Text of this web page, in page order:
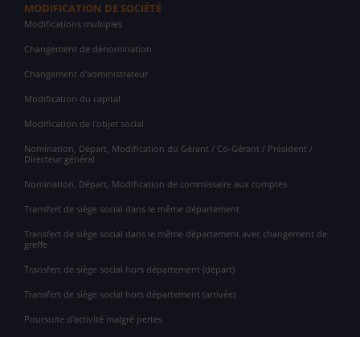
MODIFICATION DE SOCIÉTÉ
Modifications multiples
Changement de dénomination
Changement d'administrateur
Modification du capital
Modification de l'objet social
Nomination, Départ, Modification du Gérant / Co-Gérant / Président /
Directeur général
Nomination, Départ, Modification de commissaire aux comptes
Transfert de siège social dans le même département
Transfert de siège social dans le même département avec changement de
greffe
Transfert de siège social hors département (départ)
Transfert de siège social hors département (arrivée)
Poursuite d'activité malgré pertes